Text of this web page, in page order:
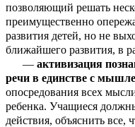
позволяющий решать
преимущественно
развития детей, но не
ближайшего развития, в
— активизация
речи в единстве с
опосредования всех
ребенка. Учащиеся
действия, объяснить все,